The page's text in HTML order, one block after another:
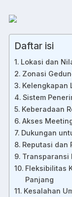
Daftar isi
Lokasi dan
Zonasi
Kelengkapan
Sistem
Keberadaan
Akses
Dukungan
Reputasi dan
Transparansi
Fleksibilitas
Panjang
Kesalahan